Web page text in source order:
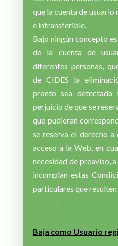
que la cuenta de
e intransferible.
Bajo ningún concepto
de la cuenta de
diferentes personas,
de CIDES la
pronto sea detectada
perjuicio de que se
que pudieran
se reserva el derecho
acceso a la Web, en
necesidad de preaviso,
incumplan estas
particulares que
Baja como Usuario